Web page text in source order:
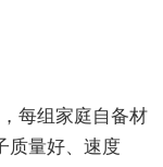
每组家庭自备材
质量好、速度